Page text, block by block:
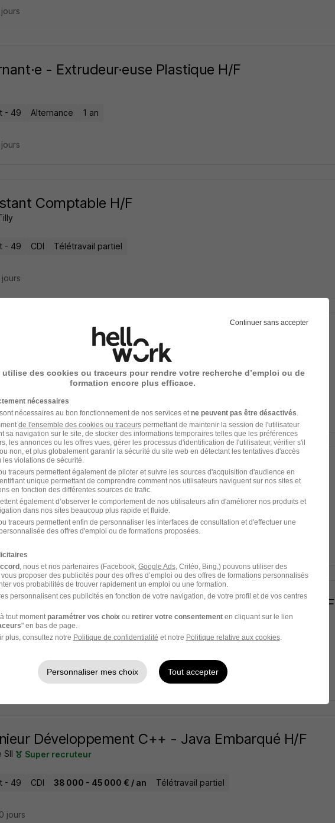
- Extrudeur·euse Plastique H/F
- 49 Alternance 1 an
Comptable H/F
- 49 CDI Télétravail partiel
Conseil - CDD Temps Partiel H/F
Temps partiel 22 200 € / an
jours
Électronique Hardware H/F
Ingénierie
- 49 CDI 35 000 - 50 000 € / an Télétravail partiel
Système Intégration Validation Qualification H/F
SII Super recruteur
Développement C++ - Java Embarqué H/F
SII Super recruteur
- 49 CDI 38 000 - 45 000 € / an Télétravail partiel
jours
Continuer sans accepter
utilise des cookies ou traceurs pour rendre votre recherche d’emploi ou de
formation encore plus efficace.
nécessaires
nécessaires au bon fonctionnement de nos services et ne peuvent pas être désactivés
de l'ensemble des cookies ou traceurspermettant de maintenir la session de l'utilisateur
sa navigation sur le site, de stocker des informations temporaires telles que les préférences
les annonces ou les offres vues, gérer les processus d'identification de l'utilisateur, vérifier s'il
non, et plus globalement garantir la sécurité du site web en détectant les tentatives d'accès
violations de sécurité.
traceurs permettent également de piloter et suivre les sources d'acquisition d'audience en
unique permettant de comprendre comment nos utilisateurs naviguent sur nos sites et
en fonction des différentes sources de trafic.
également d’observer le comportement de nos utilisateurs afin d'améliorer nos produits et
dans nos sites beaucoup plus rapide et fluide.
traceurs permettent enfin de personnaliser les interfaces de consultation et d'effectuer une
des offres d'emploi ou de formations proposées.
, nous et nos partenaires (Facebook, Google Ads, Critéo, Bing,) pouvons utiliser des
proposer des publicités pour des offres d’emploi ou des offres de formations personnalisés
vos probabilités de trouver rapidement un emploi ou une formation.
personnalisent ces publicités en fonction de votre navigation, de votre profil et de vos centres
tout moment paramétrer vos choix ou retirer votre consentementen cliquant sur le lien
" en bas de page.
plus, consultez notre Politique de confidentialité et notre Politique relative aux cookies.
Personnaliser mes choix Tout accepter